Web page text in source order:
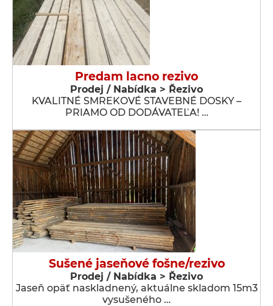
Predam lacno rezivo
Prodej / Nabídka > Řezivo
KVALITNÉ SMREKOVÉ STAVEBNÉ DOSKY –
PRIAMO OD DODÁVATEĽA! …
Sušené jaseňové fošne/rezivo
Prodej / Nabídka > Řezivo
Jaseň opäť naskladnený, aktuálne skladom 15m3
vysušeného …